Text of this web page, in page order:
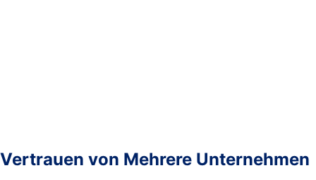
Vertrauen von Mehrere Unternehmen